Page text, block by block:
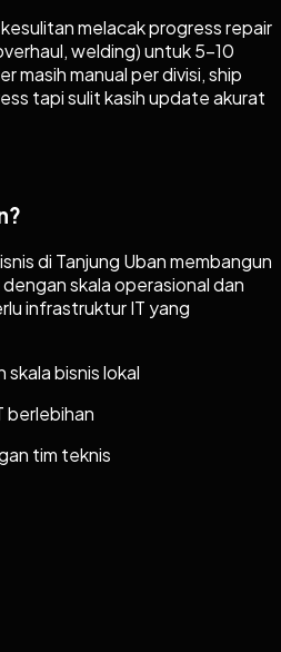
melacak progress repair
welding) untuk 5-10
masih manual per divisi, ship
tapi sulit kasih update akurat
?
di Tanjung Uban membangun
skala operasional dan
infrastruktur IT yang
skala bisnis lokal
berlebihan
tim teknis